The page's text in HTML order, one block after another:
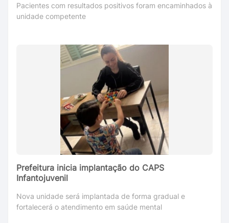
Pacientes com resultados positivos foram encaminhados à
unidade competente
Prefeitura inicia implantação do CAPS
Infantojuvenil
Nova unidade será implantada de forma gradual e
fortalecerá o atendimento em saúde mental